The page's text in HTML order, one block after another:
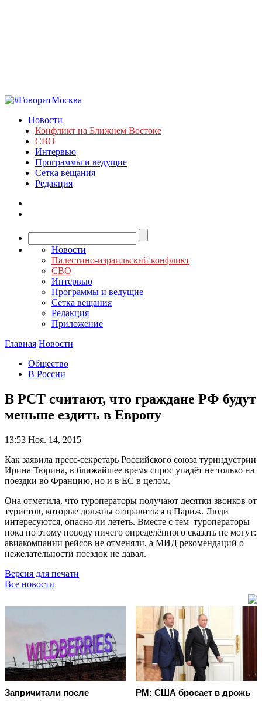
Новости
Конфликт на Ближнем Востоке
СВО
Интервью
Программы и ведущие
Сетка вещания
Редакция
Новости
Палестино-израильский конфликт
СВО
Интервью
Программы и ведущие
Сетка вещания
Редакция
Приложение
Главная Новости
Общество
В России
В РСТ считают, что граждане РФ будут
меньше ездить в Европу
13:53 Ноя. 14, 2015
Как заявила пресс-секретарь Российского союза туриндустрии
Ирина Тюрина, в ближайшее время спрос упадёт не только на
поездки во Францию, но и в ЕС в целом.
Она отметила, что туроператоры получают десятки звонков от
туристов, которые должны отправиться в Париж. Люди
интересуются, опасно ли лететь. Вместе с тем туроператоры
пока по этому поводу ничего определённого сказать не могут:
авиакомпании рейсов не отменяли, а МИД рекомендаций о
нежелательности поездок не давал.
Версия для печати
Все новости
Запричитали после
PM: США бросает в дрожь